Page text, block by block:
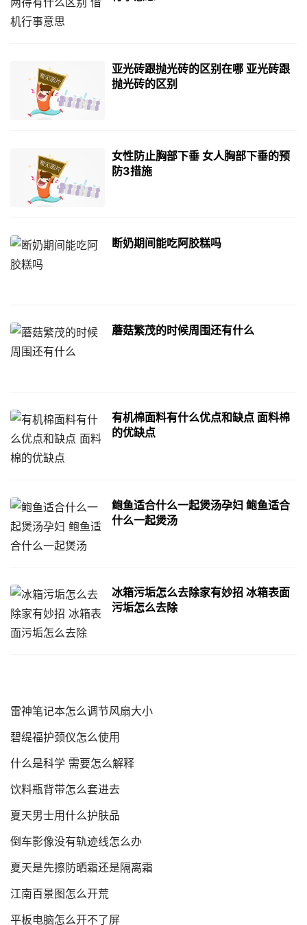
亚光砖跟抛光砖的区别在哪 亚光砖跟
抛光砖的区别
女性防止胸部下垂 女人胸部下垂的预
防3措施
断奶期间能吃阿胶糕吗
蘑菇繁茂的时候周围还有什么
有机棉面料有什么优点和缺点 面料棉
的优缺点
鲍鱼适合什么一起煲汤孕妇 鲍鱼适合
什么一起煲汤
冰箱污垢怎么去除家有妙招 冰箱表面
污垢怎么去除
雷神笔记本怎么调节风扇大小
碧缇福护颈仪怎么使用
什么是科学 需要怎么解释
饮料瓶背带怎么套进去
夏天男士用什么护肤品
倒车影像没有轨迹线怎么办
夏天是先擦防晒霜还是隔离霜
江南百景图怎么开荒
平板电脑怎么开不了屏